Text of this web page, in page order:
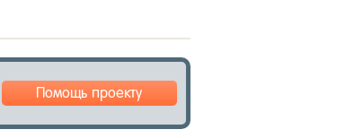
Помощь проекту